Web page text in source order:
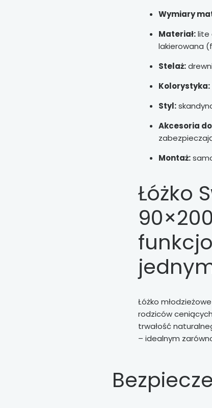
Wymiary
Materiał:lite
lakierowana
Stelaż:
Kolorystyka:
Styl:
Akcesoria
Montaż:
Łóżko
Łóżko młodzieżowe
rodziców
trwałość
– idealnym